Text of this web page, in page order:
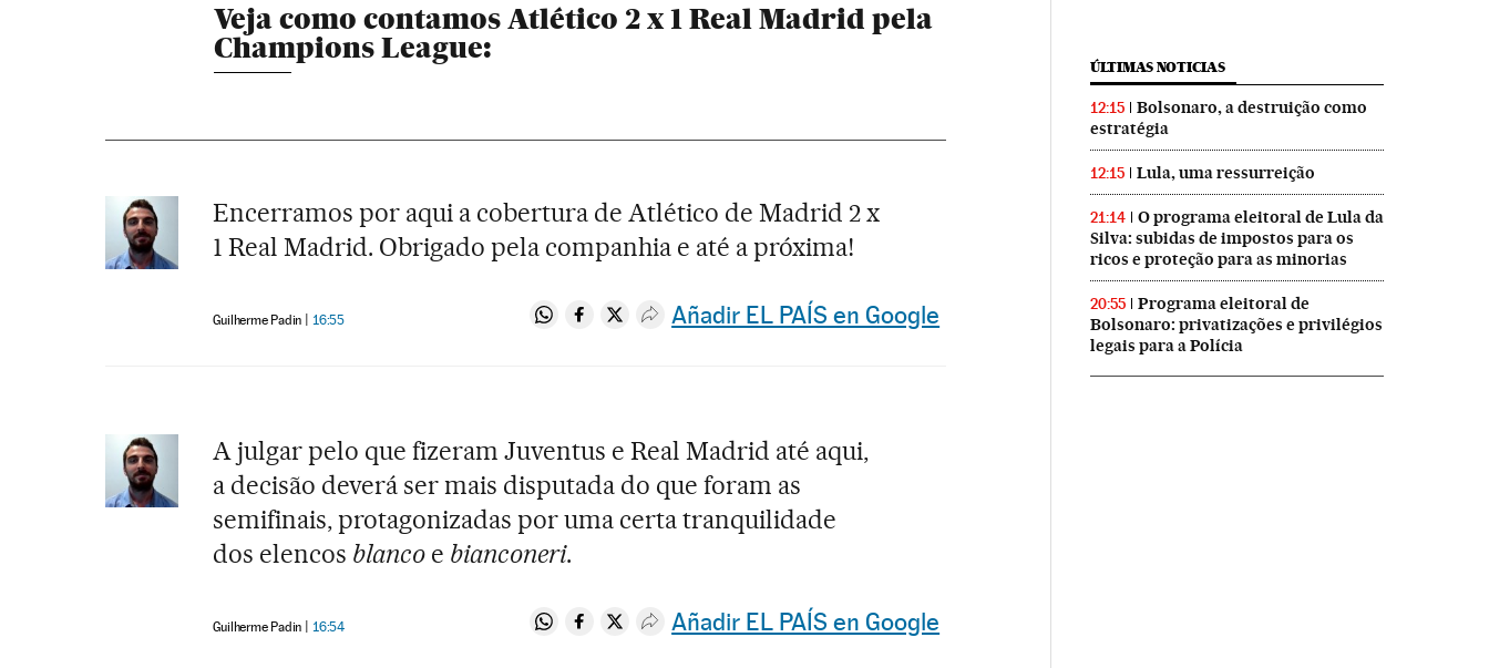
Veja como contamosAtlético 2x1 Real Madrid pela
Champions League:
Encerramos por aqui a cobertura de Atlético de Madrid 2 x
1 Real Madrid. Obrigado pela companhia e até a próxima!
Guilherme Padin 16:55 Compartir en Whatsapp
Compartir en Facebook
Compartir en Twitter
Desplegar Redes Sociales
Añadir EL PAÍS en Google
A julgar pelo que fizeram Juventus e Real Madrid até aqui,
a decisão deverá ser mais disputada do que foram as
semifinais, protagonizadas por uma certa tranquilidade
dos elencos blancoe bianconeri.
Guilherme Padin 16:54 Compartir en Whatsapp
Compartir en Facebook
Compartir en Twitter
Desplegar Redes Sociales
Añadir EL PAÍS en Google
ÚLTIMAS NOTICIAS
12:15
Bolsonaro, a destruição como
estratégia
12:15 Lula, uma ressurreição
21:14
O programa eleitoral de Lula da
Silva: subidas de impostos para os
ricos e proteção para as minorias
20:55
Programa eleitoral de
Bolsonaro: privatizações e privilégios
legais para a Polícia